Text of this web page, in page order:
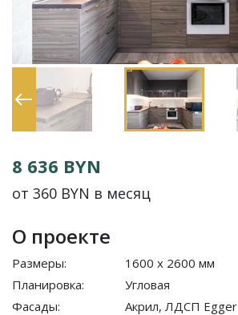
8 636 BYN
от 360 BYN в месяц
О проекте
Размеры:
Планировка:
Фасады:
1600 x 2600 мм
Угловая
Акрил, ЛДСП Egger